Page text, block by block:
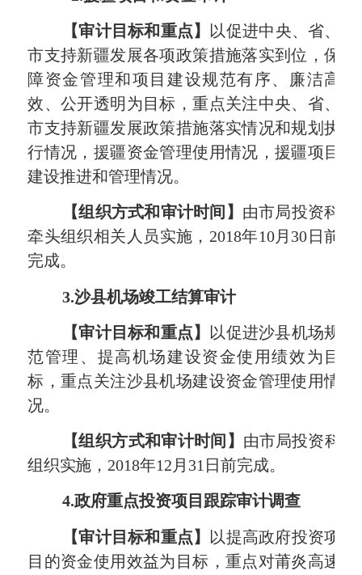
【审计目标和重点】
以促进中央、省、
市支持新疆发展各项政策措施落实到位，保
障资金管理和项目建设规范有序、廉洁高
效、公开透明为目标，重点关注中央、省、
市支持新疆发展政策措施落实情况和规划执
行情况，援疆资金管理使用情况，援疆项目
建设推进和管理情况。
【组织方式和审计时间】 由市局投资科
牵头组织相关人员实施， 2018年10月 30 日前
完成。
3.沙县机场竣工结算审计
【审计目标和重点】
以促进沙县机场规
范管理、提高机场建设资金使用绩效为目
标，重点关注沙县机场建设资金管理使用情
况。
【组织方式和审计时间】 由市局投资科
组织实施 ， 2018年12 月 31 日前完成。
4.政府重点投资项目跟踪审计调查
【审计目标和重点】 以提高政府投资项
目的资金使用效益为目标，重点对莆炎高速